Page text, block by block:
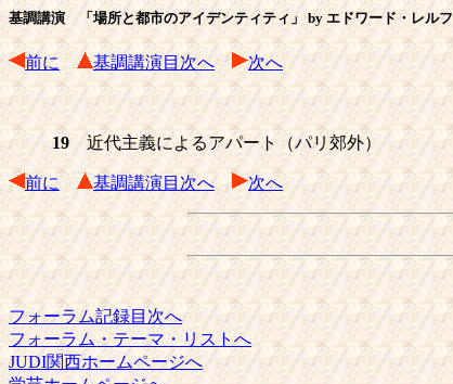
基調講演 「場所と都市のアイデンティティ」 by エドワード・レルフ
前に 基調講演目次へ 次へ
19近代主義によるアパート（パリ郊外）
前に 基調講演目次へ 次へ
フォーラム記録目次へ
フォーラム・テーマ・リストへ
JUDI関西ホームページへ